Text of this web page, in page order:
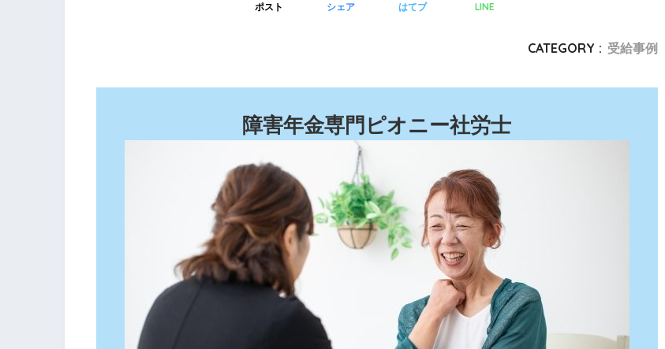
ポスト シェア はてブ LINE
CATEGORY : 受給事例
障害年金専門ピオニー社労士